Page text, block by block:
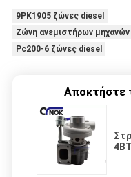
9PK1905 ζώνες diesel
Ζώνη ανεμιστήρων
Pc200-6 ζώνες diesel
Αποκτήστε